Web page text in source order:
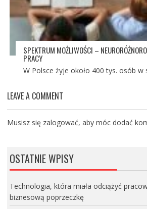
SPEKTRUM MOŻLIWOŚCI –
PRACY
W Polsce żyje około 400 tys. osób w
LEAVE A COMMENT
Musisz się zalogować, aby móc dodać
OSTATNIE WPISY
Technologia, która miała odciążyć
biznesową poprzeczkę